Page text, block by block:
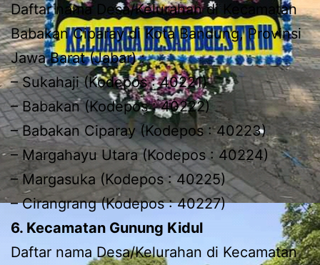
Daftar nama Desa/Kelurahan di Kecamatan
Babakan Ciparay di Kota Bandung, Provinsi
Jawa Barat (Jabar) :
– Sukahaji (Kodepos : 40221)
– Babakan (Kodepos : 40222)
– Babakan Ciparay (Kodepos : 40223)
– Margahayu Utara (Kodepos : 40224)
– Margasuka (Kodepos : 40225)
– Cirangrang (Kodepos : 40227)
6. Kecamatan Gunung Kidul
Daftar nama Desa/Kelurahan di Kecamatan